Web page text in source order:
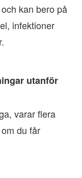
kan bero på
infektioner
utanför
varar flera
du får